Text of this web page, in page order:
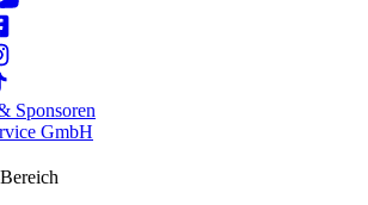
Sponsoren
GmbH